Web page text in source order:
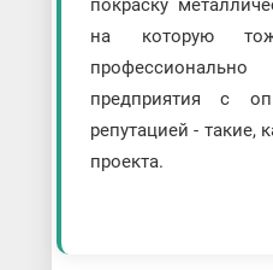
покраску
на которую
предприятия с
репутацией - такие,
проекта.